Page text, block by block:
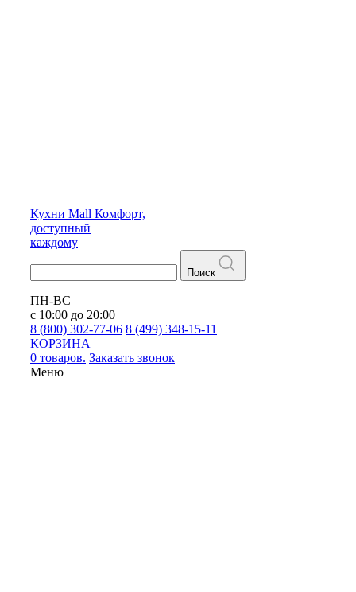
Кухни Mall Комфорт,
доступный
каждому
Поиск
ПН-ВС
с 10:00 до 20:00
8 (800) 302-77-06 8 (499) 348-15-11
КОРЗИНА
0 товаров. Заказать звонок
Меню